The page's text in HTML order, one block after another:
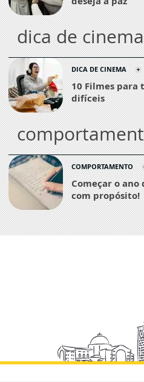
dica de cinema
DICA DE CINEMA
10 Filmes para
difíceis
COMPORTAMENTO
Começar o ano
com propósito!